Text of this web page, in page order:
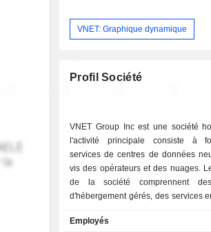
VNET: Graphique dynamique
Profil Société
VNET Group Inc est une société
l'activité principale consiste à
services de centres de données
vis des opérateurs et des nuages.
de la société comprennent
d'hébergement gérés, des services
services d'hébergement gérés
Employés